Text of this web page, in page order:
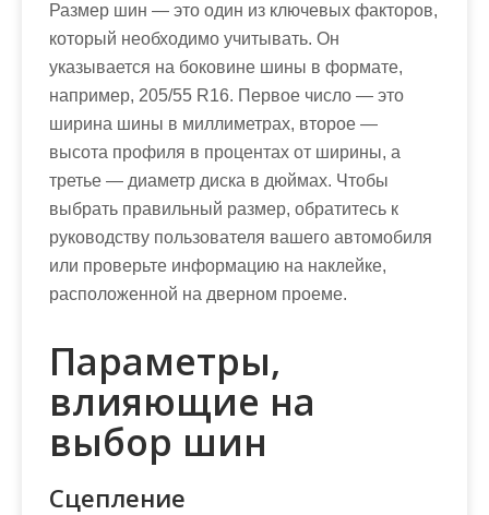
Размер шин — это один из ключевых факторов,
который необходимо учитывать. Он
указывается на боковине шины в формате,
например, 205/55 R16. Первое число — это
ширина шины в миллиметрах, второе —
высота профиля в процентах от ширины, а
третье — диаметр диска в дюймах. Чтобы
выбрать правильный размер, обратитесь к
руководству пользователя вашего автомобиля
или проверьте информацию на наклейке,
расположенной на дверном проеме.
Параметры,
влияющие на
выбор шин
Сцепление